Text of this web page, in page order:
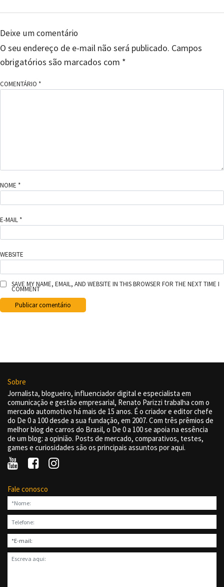
Deixe um comentário
O seu endereço de e-mail não será publicado. Campos
obrigatórios são marcados com *
COMENTÁRIO *
NOME *
E-MAIL *
WEBSITE
SAVE MY NAME, EMAIL, AND WEBSITE IN THIS BROWSER FOR THE NEXT TIME I
COMMENT
Sobre
Jornalista, blogueiro, influenciador digital e especialista em
comunicação e gestão empresarial, Renato Parizzi trabalha com o
mercado automotivo há mais de 15 anos. É o criador e editor chefe
do De 0 a 100 desde a sua fundação, em 2007. Com três prêmios de
melhor blog de carros do Brasil, o De 0 a 100 se apoia na essência
de um blog: a opinião. Posts de mercado, comparativos, testes,
games e curiosidades são os principais assuntos por aqui.
Fale conosco